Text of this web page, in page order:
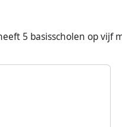
5 basisscholen op vijf